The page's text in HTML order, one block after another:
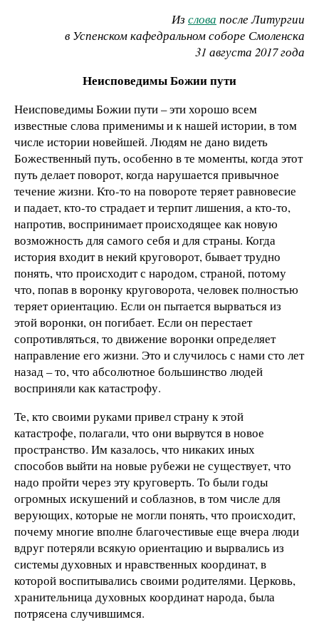
Изслова после Литургии
в Успенском кафедральном соборе Смоленска
31 августа 2017 года
Неисповедимы Божии пути
Неисповедимы Божии пути – эти хорошо всем
известные слова применимы и к нашей истории, в том
числе истории новейшей. Людям не дано видеть
Божественный путь, особенно в те моменты, когда этот
путь делает поворот, когда нарушается привычное
течение жизни. Кто-то на повороте теряет равновесие
и падает, кто-то страдает и терпит лишения, а кто-то,
напротив, воспринимает происходящее как новую
возможность для самого себя и для страны. Когда
история входит в некий круговорот, бывает трудно
понять, что происходит с народом, страной, потому
что, попав в воронку круговорота, человек полностью
теряет ориентацию. Если он пытается вырваться из
этой воронки, он погибает. Если он перестает
сопротивляться, то движение воронки определяет
направление его жизни. Это и случилось с нами сто лет
назад – то, что абсолютное большинство людей
восприняли как катастрофу.
Те, кто своими руками привел страну к этой
катастрофе, полагали, что они вырвутся в новое
пространство. Им казалось, что никаких иных
способов выйти на новые рубежи не существует, что
надо пройти через эту круговерть. То были годы
огромных искушений и соблазнов, в том числе для
верующих, которые не могли понять, что происходит,
почему многие вполне благочестивые еще вчера люди
вдруг потеряли всякую ориентацию и вырвались из
системы духовных и нравственных координат, в
которой воспитывались своими родителями. Церковь,
хранительница духовных координат народа, была
потрясена случившимся.